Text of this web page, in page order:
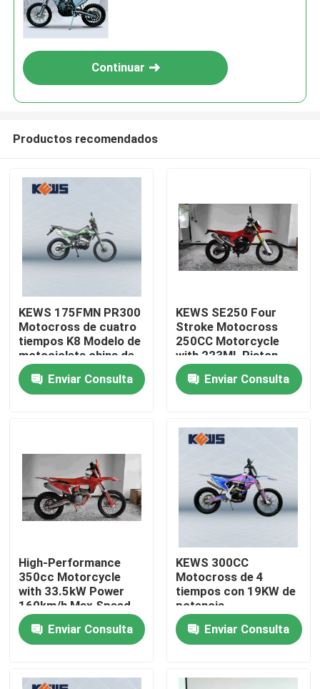
Productos
Sobre nosotros
Control de calidad
Éntrenos en contacto con
4 motocicletas de Enduro del movimiento
Dos motocicletas de Enduro del movimiento
Motocicletas de la reunión
Continuar
Productos recomendados
KEWS 175FMN PR300
Motocross de cuatro
tiempos K8 Modelo de
motocicleta china de
300CC Motocicletas
Enviar Consulta
KEWS SE250 Four
Stroke Motocross
250CC Motorcycle
with 223ML Piston
Displacement 15/8500
Maximum Power and
19/6500 Maximum
Enviar Consulta
High-Performance
350cc Motorcycle
with 33.5kW Power
160km/h Max Speed
and 1460mm
Wheelbase for
Motocross
Enviar Consulta
KEWS 300CC
Motocross de 4
tiempos con 19KW de
potencia
Enviar Consulta